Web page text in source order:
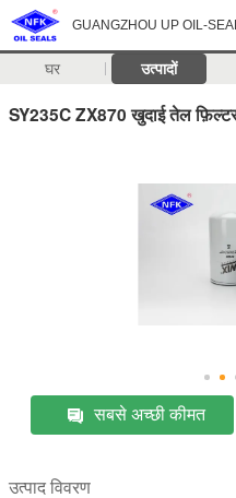
GUANGZHOU UP OIL-
घर उत्पादों
SY235C ZX870 खुदाई तेल
सबसे अच्छी कीमत
उत्पाद विवरण